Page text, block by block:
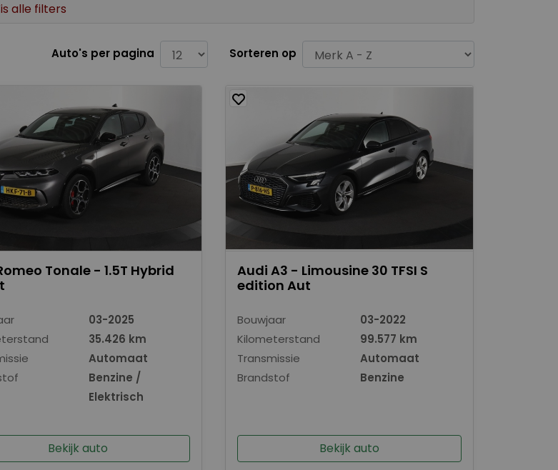
alle filters
Auto's per pagina Sorteren op
Tonale - 1.5T Hybrid
03-2025
35.426 km
Automaat
Benzine /
Elektrisch
Bekijk auto
Audi A3 - Limousine 30 TFSI S
edition Aut
Bouwjaar
03-2022
Kilometerstand
99.577 km
Transmissie
Automaat
Brandstof
Benzine
Bekijk auto